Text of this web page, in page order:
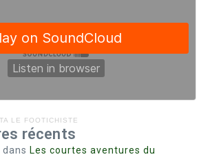
LE FOOTICHISTE
récents
dans Les courtes aventures du